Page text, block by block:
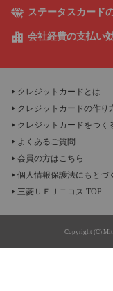
ステータスカード
会社経費の支払い
クレジットカードとは
クレジットカードの作り
クレジットカードをつく
よくあるご質問
会員の方はこちら
個人情報保護法にもとづ
三菱ＵＦＪニコス TOP
Copyright (C)